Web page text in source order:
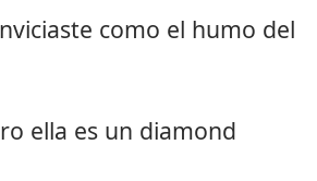
como el humo del
ella es un diamond